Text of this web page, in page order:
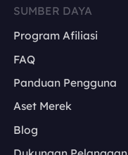
SUMBER DAYA
Program Afiliasi
FAQ
Panduan Pengguna
Aset Merek
Blog